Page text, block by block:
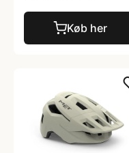
Køb her